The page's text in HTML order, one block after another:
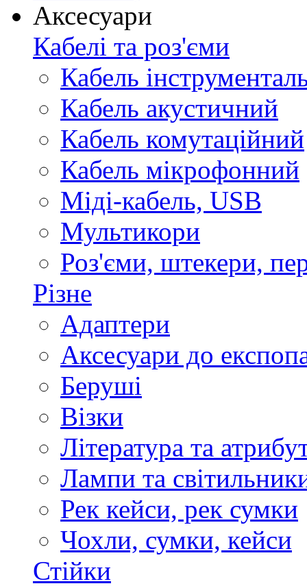
Аксесуари
Кабелі та роз'єми
Кабель
Кабель акустичний
Кабель комутаційний
Кабель мікрофонний
Міді-кабель, USB
Мультикори
Роз'єми, штекери,
Різне
Адаптери
Аксесуари до
Беруші
Візки
Література та
Лампи та
Рек кейси, рек сумки
Чохли, сумки, кейси
Стійки